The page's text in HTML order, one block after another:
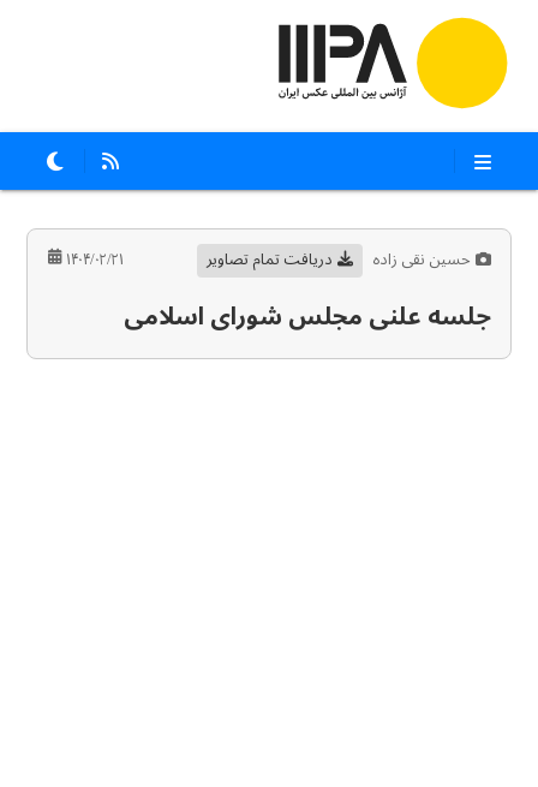
حسین نقی زاده دریافت تمام تصاویر ۱۴۰۴/۰۲/۲۱
جلسه علنی مجلس شورای اسلامی